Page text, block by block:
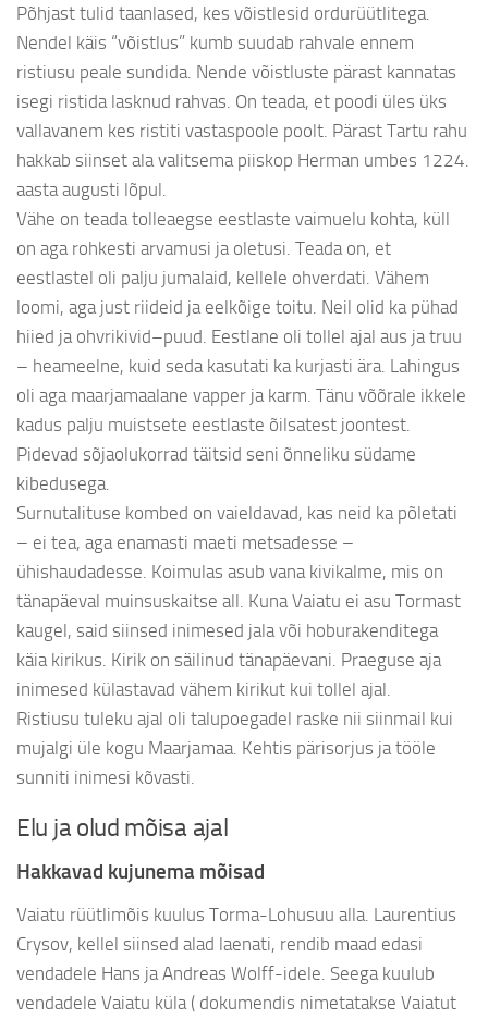
Põhjast tulid taanlased, kes võistlesid ordurüütlitega.
Nendel käis “võistlus” kumb suudab rahvale ennem
ristiusu peale sundida. Nende võistluste pärast kannatas
isegi ristida lasknud rahvas. On teada, et poodi üles üks
vallavanem kes ristiti vastaspoole poolt. Pärast Tartu rahu
hakkab siinset ala valitsema piiskop Herman umbes 1224.
aasta augusti lõpul.
Vähe on teada tolleaegse eestlaste vaimuelu kohta, küll
on aga rohkesti arvamusi ja oletusi. Teada on, et
eestlastel oli palju jumalaid, kellele ohverdati. Vähem
loomi, aga just riideid ja eelkõige toitu. Neil olid ka pühad
hiied ja ohvrikivid–puud. Eestlane oli tollel ajal aus ja truu
– heameelne, kuid seda kasutati ka kurjasti ära. Lahingus
oli aga maarjamaalane vapper ja karm. Tänu võõrale ikkele
kadus palju muistsete eestlaste õilsatest joontest.
Pidevad sõjaolukorrad täitsid seni õnneliku südame
kibedusega.
Surnutalituse kombed on vaieldavad, kas neid ka põletati
– ei tea, aga enamasti maeti metsadesse –
ühishaudadesse. Koimulas asub vana kivikalme, mis on
tänapäeval muinsuskaitse all. Kuna Vaiatu ei asu Tormast
kaugel, said siinsed inimesed jala või hoburakenditega
käia kirikus. Kirik on säilinud tänapäevani. Praeguse aja
inimesed külastavad vähem kirikut kui tollel ajal.
Ristiusu tuleku ajal oli talupoegadel raske nii siinmail kui
mujalgi üle kogu Maarjamaa. Kehtis pärisorjus ja tööle
sunniti inimesi kõvasti.
Elu ja olud mõisa ajal
Hakkavad kujunema mõisad
Vaiatu rüütlimõis kuulus Torma-Lohusuu alla. Laurentius
Crysov, kellel siinsed alad laenati, rendib maad edasi
vendadele Hans ja Andreas Wolff-idele. Seega kuulub
vendadele Vaiatu küla ( dokumendis nimetatakse Vaiatut